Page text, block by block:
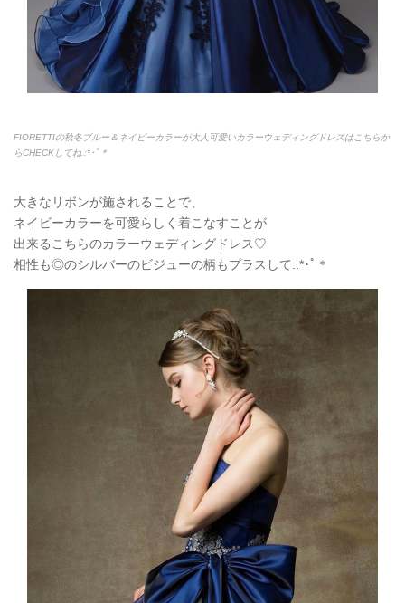
FIORETTIの秋冬ブルー＆ネイビーカラーが大人可愛いカラーウェディングドレスはこちらか
らCHECKしてね.:*･ﾟ＊
大きなリボンが施されることで、
ネイビーカラーを可愛らしく着こなすことが
出来るこちらのカラーウェディングドレス♡
相性も◎のシルバーのビジューの柄もプラスして.:*･ﾟ＊